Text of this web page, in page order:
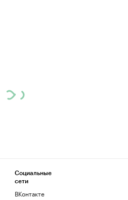
Социальные
сети
ВКонтакте